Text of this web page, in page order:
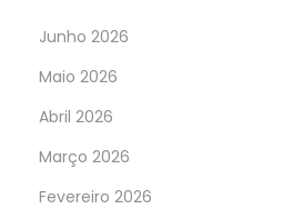
Junho 2026
Maio 2026
Abril 2026
Março 2026
Fevereiro 2026